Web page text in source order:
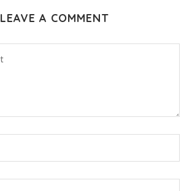
LEAVE A COMMENT